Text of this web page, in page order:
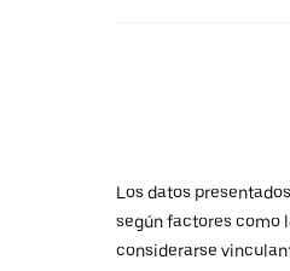
Los datos
según factores como
considerarse